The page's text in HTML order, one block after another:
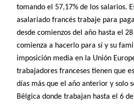
tomando el 57,17% de los salarios.
asalariado francés trabaje para
desde comienzos del año hasta el
comienza a hacerlo para sí y su
imposición media en la Unión
trabajadores franceses tienen que
días más que el año anterior y solo
Bélgica donde trabajan hasta el 6